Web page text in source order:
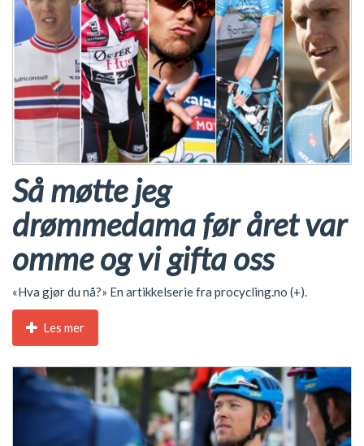
Så møtte jeg
drømmedama før året var
omme og vi gifta oss
«Hva gjør du nå?» En artikkelserie fra procycling.no (+).
Les mer